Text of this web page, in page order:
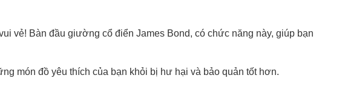
vẻ! Bàn đầu giường cổ điển James Bond, có chức năng này, giúp bạn
món đồ yêu thích của bạn khỏi bị hư hại và bảo quản tốt hơn.